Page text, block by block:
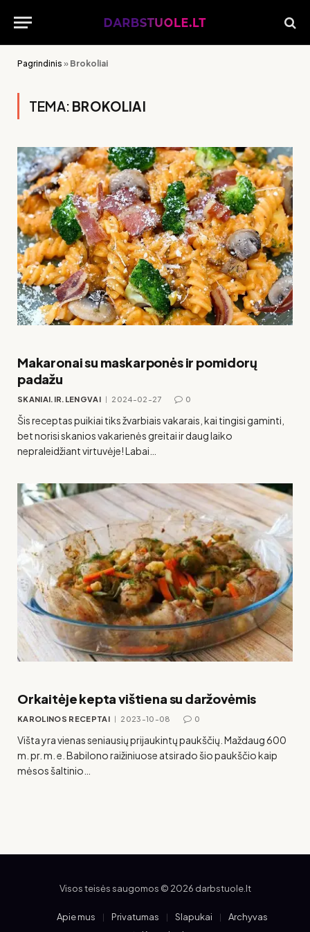
Pagrindinis » Brokoliai
TEMA: BROKOLIAI
Makaronai su maskarponės ir pomidorų
padažu
SKANIAI.IR.LENGVAI 2024-02-27 0
Šis receptas puikiai tiks žvarbiais vakarais, kai tingisi gaminti,
bet norisi skanios vakarienės greitai ir daug laiko
nepraleidžiant virtuvėje! Labai…
Orkaitėje kepta vištiena su daržovėmis
KAROLINOS RECEPTAI 2023-10-08 0
Višta yra vienas seniausių prijaukintų paukščių. Maždaug 600
m. pr. m. e. Babilono raižiniuose atsirado šio paukščio kaip
mėsos šaltinio…
Visos teisės saugomos © 2026 darbstuole.lt
Apie mus Privatumas Slapukai
Archyvas